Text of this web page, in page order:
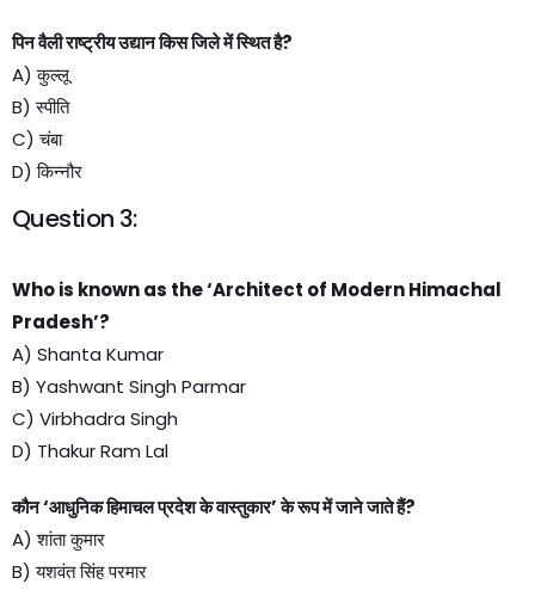
पिन वैली राष्ट्रीय उद्यान किस जिले में स्थित है?
A) कुल्लू
B) स्पीति
C) चंबा
D) किन्नौर
Question 3:
Who is known as the ‘Architect of Modern Himachal
Pradesh’?
A) Shanta Kumar
B) Yashwant Singh Parmar
C) Virbhadra Singh
D) Thakur Ram Lal
कौन ‘आधुनिक हिमाचल प्रदेश के वास्तुकार’ के रूप में जाने जाते हैं?
A) शांता कुमार
B) यशवंत सिंह परमार